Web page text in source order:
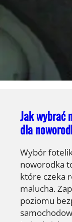
Jak wybrać
dla
Wybór
noworodka
które czeka
malucha.
poziomu